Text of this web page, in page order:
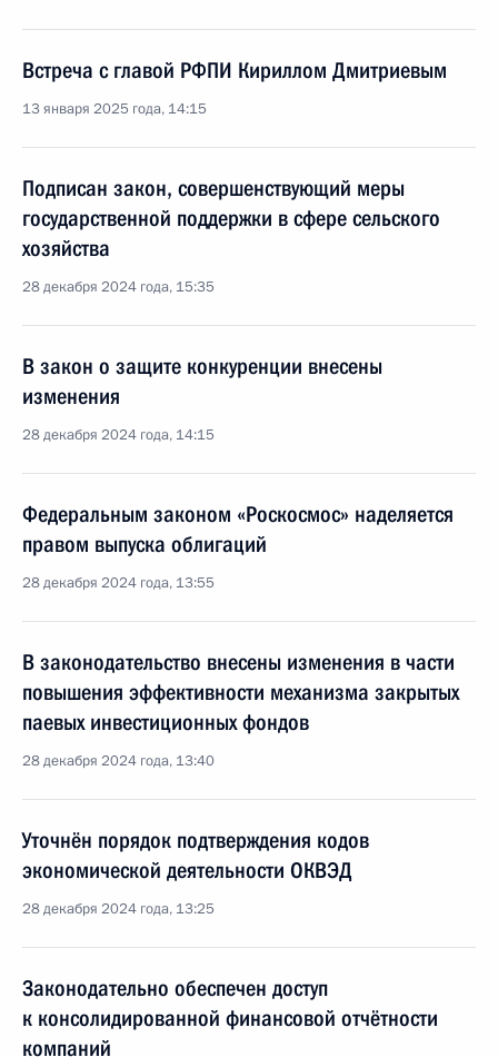
Встреча с главой РФПИ Кириллом Дмитриевым
13 января 2025 года, 14:15
Подписан закон, совершенствующий меры
государственной поддержки в сфере сельского
хозяйства
28 декабря 2024 года, 15:35
В закон о защите конкуренции внесены
изменения
28 декабря 2024 года, 14:15
Федеральным законом «Роскосмос» наделяется
правом выпуска облигаций
28 декабря 2024 года, 13:55
В законодательство внесены изменения в части
повышения эффективности механизма закрытых
паевых инвестиционных фондов
28 декабря 2024 года, 13:40
Уточнён порядок подтверждения кодов
экономической деятельности ОКВЭД
28 декабря 2024 года, 13:25
Законодательно обеспечен доступ
к консолидированной финансовой отчётности
компаний